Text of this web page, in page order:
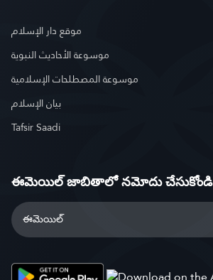
موقع دار الإسلام
موسوعة الأحاديث النبوية
موسوعة المصطلحات الإسلامية
بيان الإسلام
Tafsir Saadi
ఈమెయిల్ జాబితాలో నమోదు చేసుకోండి